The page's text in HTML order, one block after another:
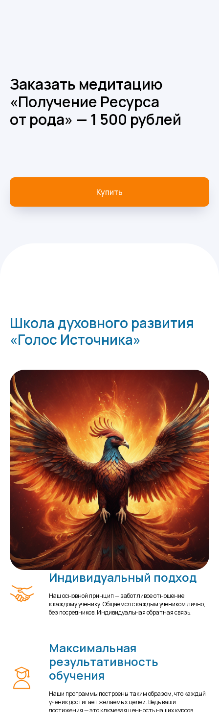
Заказать медитацию
«П олучение Ресурса
от рода» — 1 500 рублей
Купить
Школа духовного развития
«Голос Источника»
Индивидуальный подход
Наш основной принцип — заботливое отношение
к каждому ученику. Общаемся с каждым учеником лично,
без посредников. Индивидуальная обратная связь.
Максимальная
результативность
обучения
Наши программы построены таким образом, что каждый
ученик достигает желаемых целей. Ведь ваши
достижения — это ключевая ценность наших курсов.